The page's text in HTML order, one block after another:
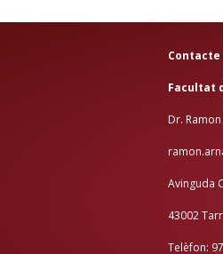
Contacte
Facultat
Dr.
Avinguda
43002
Telèfon: